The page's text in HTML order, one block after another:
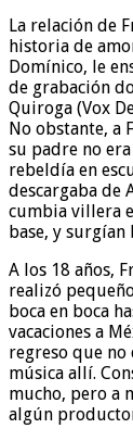
La relación de
historia de
Domínico, le
de grabación
Quiroga (Vox
No obstante, a
su padre no
rebeldía en
descargaba de
cumbia villera
base, y surgían
A los 18 años,
realizó
boca en boca
vacaciones a
regreso que
música allí.
mucho, pero a
algún